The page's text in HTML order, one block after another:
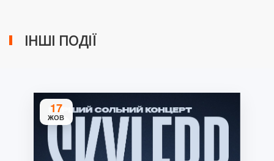
ІНШІ ПОДІЇ
17
ЖОВ